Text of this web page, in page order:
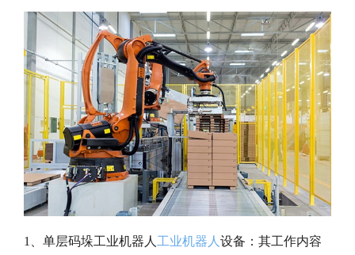
1、单层码垛工业机器人 工业机器人 设备：其工作内容